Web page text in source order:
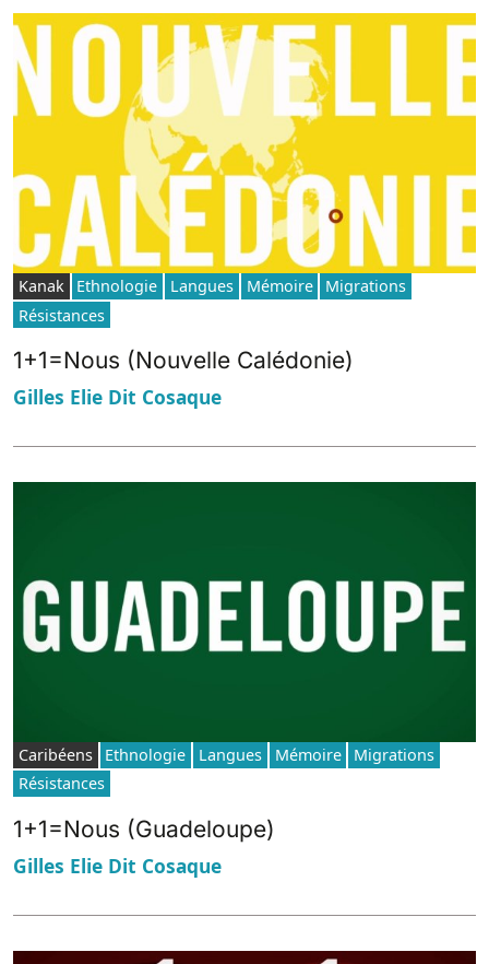
Kanak Ethnologie Langues Mémoire
Migrations
Résistances
1+1=Nous (Nouvelle Calédonie)
Gilles Elie Dit Cosaque
Caribéens Ethnologie Langues Mémoire
Migrations
Résistances
1+1=Nous (Guadeloupe)
Gilles Elie Dit Cosaque